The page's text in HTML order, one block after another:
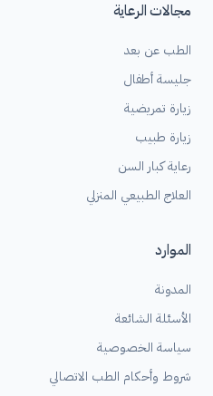
مجالات الرعاية
الطب عن بعد
جليسة أطفال
زيارة تمريضية
زيارة طبيب
رعاية كبار السن
العلاج الطبيعي المنزلي
الموارد
المدونة
الأسئلة الشائعة
سياسة الخصوصية
شروط وأحكام الطب الاتصالي